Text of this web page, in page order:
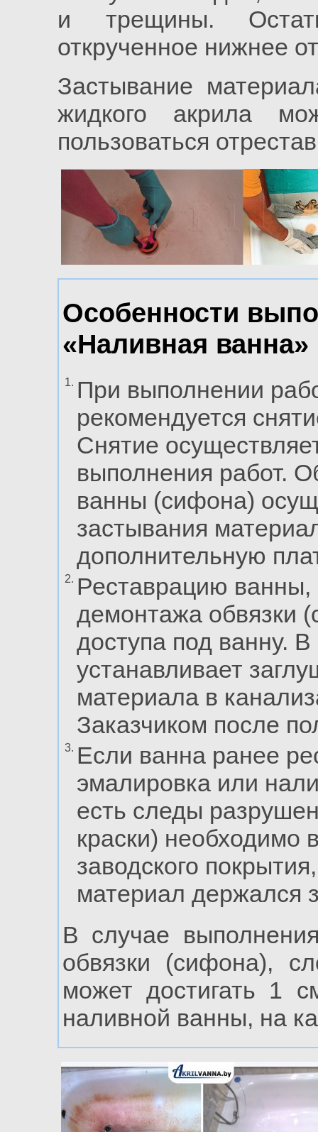
и трещины.
открученное нижнее
Застывание
жидкого акрила
пользоваться
Особенности
«Наливная ванна»
1. При выполнении
рекомендуется
Снятие
выполнения работ.
ванны (сифона)
застывания
дополнительную
2. Реставрацию
демонтажа обвязки
доступа под ванну.
устанавливает
материала в
Заказчиком после
3. Если ванна ранее
эмалировка или
есть следы
краски) необходимо
заводского
материал держался
В случае
обвязки (сифона),
может достигать 1
наливной ванны, на